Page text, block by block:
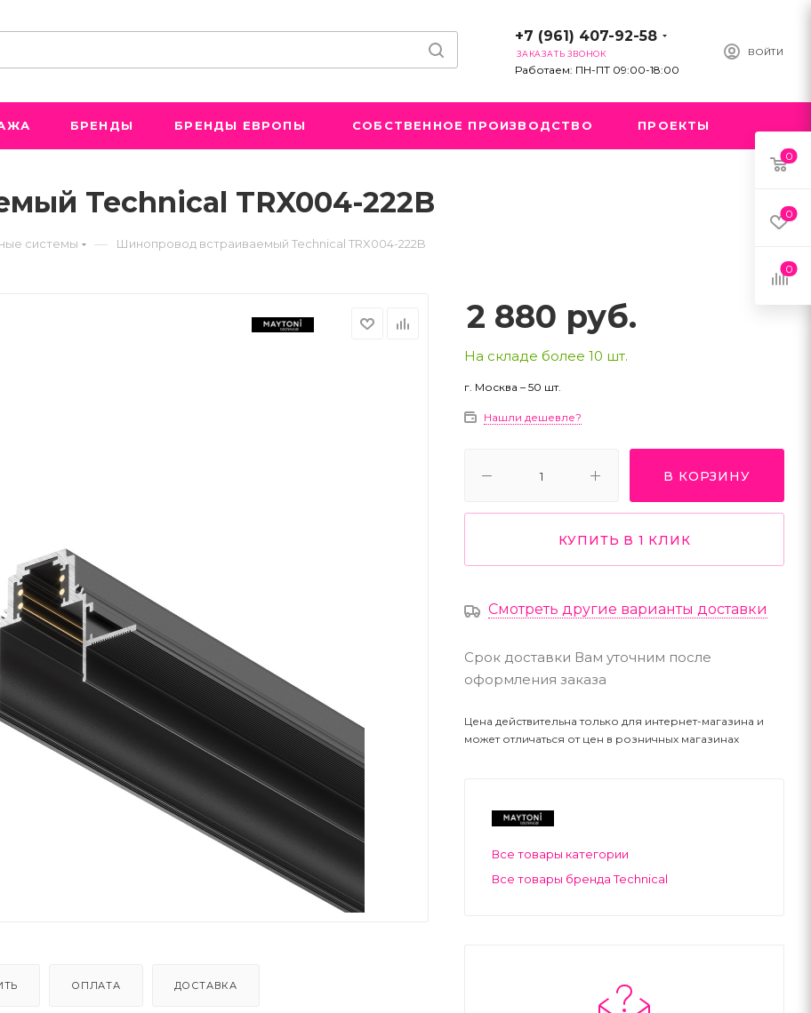
ВОЙТИ
+7 (961) 407-92-58
ЗАКАЗАТЬ ЗВОНОК
Работаем: ПН-ПТ 09:00-18:00
БРЕНДЫ БРЕНДЫ ЕВРОПЫ СОБСТВЕННОЕ ПРОИЗВОДСТВО ПРОЕКТЫ
Technical TRX004-222B
системы — Шинопровод встраиваемый Technical TRX004-222B
ОПЛАТА ДОСТАВКА
2 880 руб.
На складе более 10 шт.
г. Москва – 50 шт.
Нашли дешевле?
В КОРЗИНУ
КУПИТЬ В 1 КЛИК
Смотреть другие варианты доставки
Срок доставки Вам уточним после
оформления заказа
Цена действительна только для интернет-магазина и
может отличаться от цен в розничных магазинах
Все товары категории
Все товары бренда Technical
0
0
0